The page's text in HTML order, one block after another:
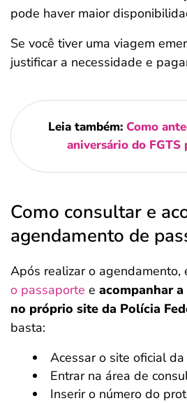
pode haver maior
Se você tiver uma viagem
justificar a necessidade e
Leia também: Como
aniversário do FGTS
Como consultar e
agendamento de
Após realizar o agendamento,
o passaporte e acompanhar
no próprio site da Polícia
basta:
Acessar o site oficial
Entrar na área de
Inserir o número do